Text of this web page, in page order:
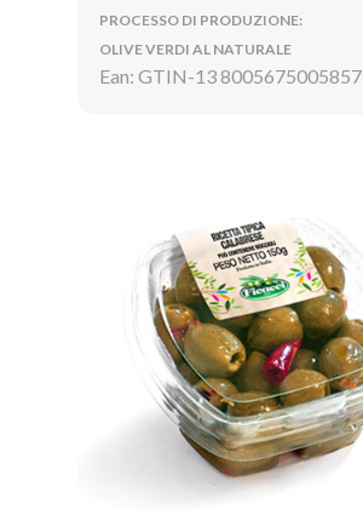
PROCESSO DI PRODUZIONE:
OLIVE VERDI AL NATURALE
Ean: GTIN-13 8005675005857